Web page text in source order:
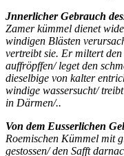
Jnnerlicher Gebrauch
Zamer kümmel dienet
windigen Blästen
vertreibt sie. Er miltert
auffröpffen/ leget den
dieselbige von kalter
windige wassersucht/
in Därmen/..
Von dem Eusserlichen
Roemischen Kümmel mit
gestossen/ den Safft